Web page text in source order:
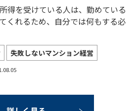
得を受けている人は、勤めている
くれるため、自分では何もする必
失敗しないマンション経営